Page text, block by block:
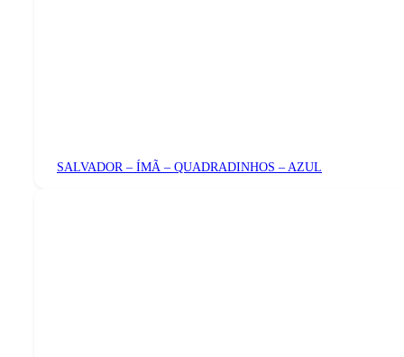
SALVADOR – ÍMÃ – QUADRADINHOS – AZUL